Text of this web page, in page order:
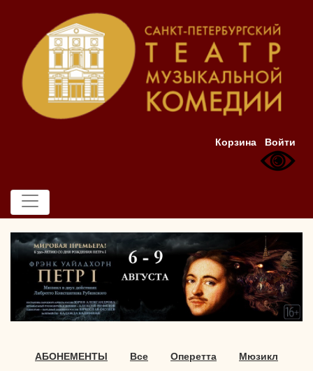
Корзина Войти
АБОНЕМЕНТЫ Все Оперетта Мюзикл